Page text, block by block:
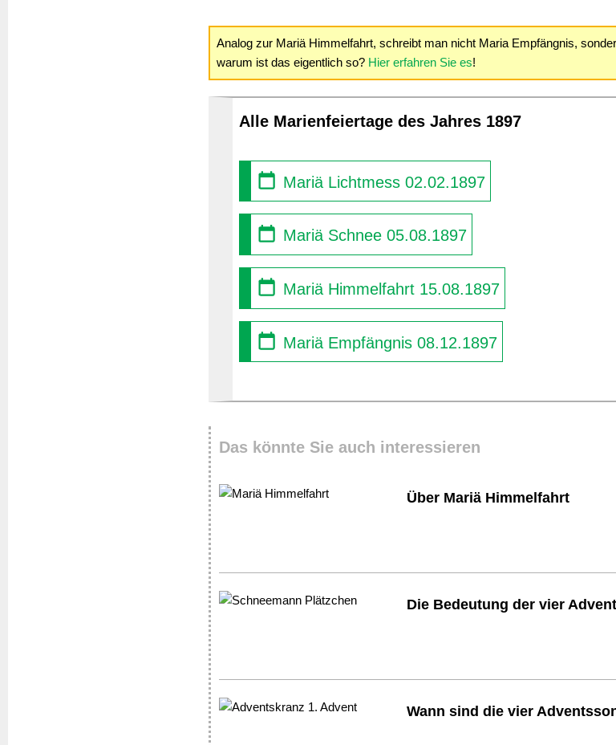
Analog zur Mariä Himmelfahrt, schreibt man nicht Maria Empfängnis,
warum ist das eigentlich so? Hier erfahren Sie es!
Alle Marienfeiertage des Jahres 1897
Mariä Lichtmess 02.02.1897
Mariä Schnee 05.08.1897
Mariä Himmelfahrt 15.08.1897
Mariä Empfängnis 08.12.1897
Das könnte Sie auch interessieren
Über Mariä Himmelfahrt
Die Bedeutung der vier
Wann sind die vier